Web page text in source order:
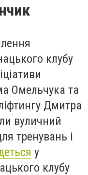
клубу
Омельчука та
Дмитра
вуличний
тренувань і
у
клубу